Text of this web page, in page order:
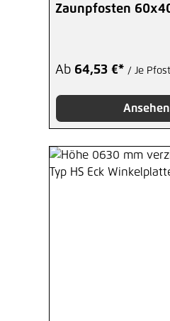
Zaunpfosten
Ab 64,53 €* / Je
Ansehen